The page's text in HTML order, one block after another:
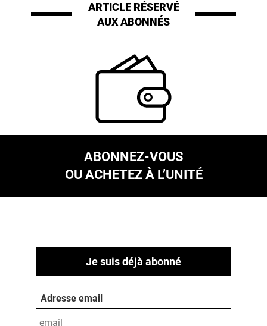
ARTICLE RÉSERVÉ
AUX ABONNÉS
ABONNEZ-VOUS
OU ACHETEZ À L’UNITÉ
Je suis déjà abonné
Adresse email